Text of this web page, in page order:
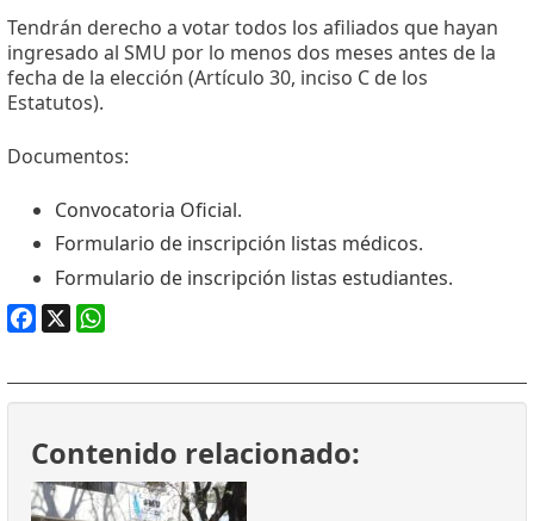
Tendrán derecho a votar todos los afiliados que hayan
ingresado al SMU por lo menos dos meses antes de la
fecha de la elección (Artículo 30, inciso C de los
Estatutos).
Documentos:
Convocatoria Oficial.
Formulario de inscripción listas médicos.
Formulario de inscripción listas estudiantes.
Contenido relacionado: